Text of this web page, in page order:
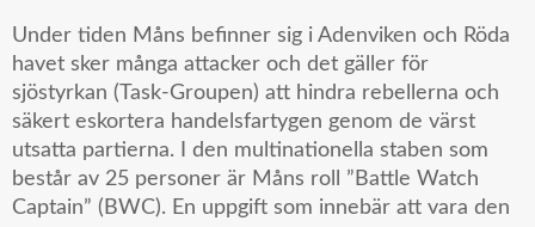
Under tiden Måns befinner sig i Adenviken och Röda
havet sker många attacker och det gäller för
sjöstyrkan (Task-Groupen) att hindra rebellerna och
säkert eskortera handelsfartygen genom de värst
utsatta partierna. I den multinationella staben som
består av 25 personer är Måns roll ”Battle Watch
Captain” (BWC). En uppgift som innebär att vara den